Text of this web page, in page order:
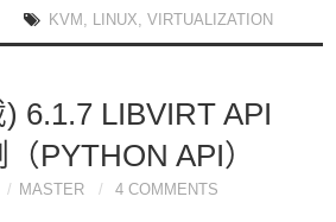
KVM LINUX ,VIRTUALIZATION
6.1.7 LIBVIRT API
PYTHON API）
MASTER 4 COMMENTS